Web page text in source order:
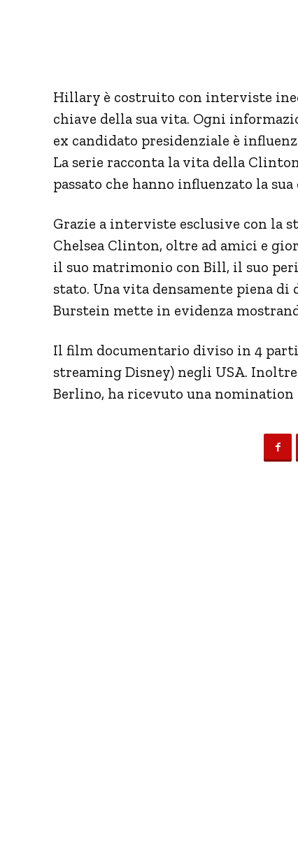
Hillary è costruito con interviste
chiave della sua vita. Ogni
ex candidato presidenziale è
La serie racconta la vita della
passato che hanno influenzato la
Grazie a interviste esclusive con la
Chelsea Clinton, oltre ad amici e
il suo matrimonio con Bill, il suo
stato. Una vita densamente piena di
Burstein mette in evidenza
Il film documentario diviso in 4
streaming Disney) negli USA.
Berlino, ha ricevuto una nomination